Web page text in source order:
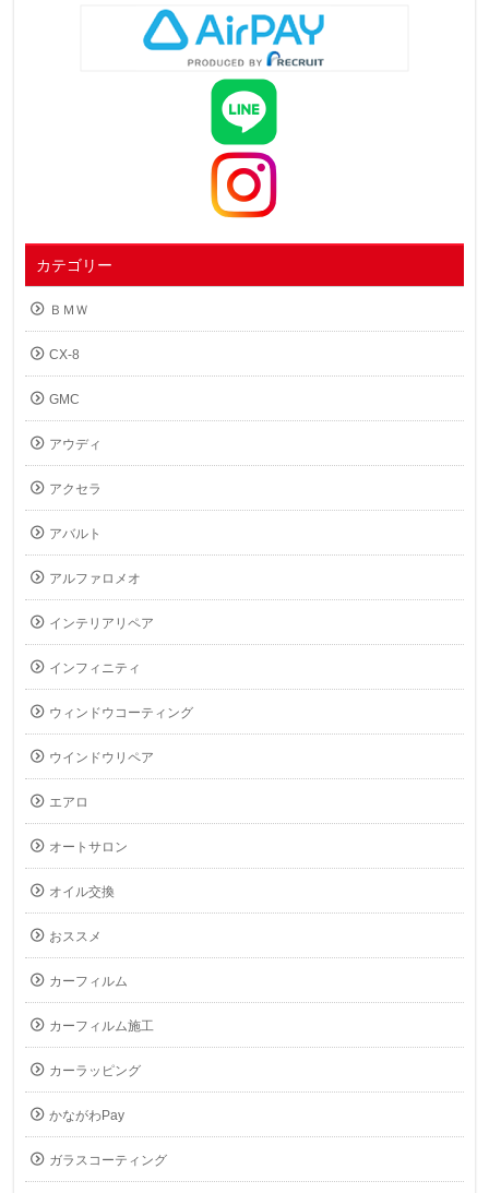
カテゴリー
ＢＭＷ
CX-8
GMC
アウディ
アクセラ
アバルト
アルファロメオ
インテリアリペア
インフィニティ
ウィンドウコーティング
ウインドウリペア
エアロ
オートサロン
オイル交換
おススメ
カーフィルム
カーフィルム施工
カーラッピング
かながわPay
ガラスコーティング